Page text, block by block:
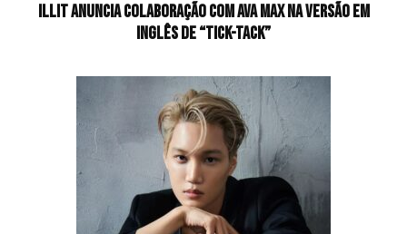
ILLIT anuncia colaboração com Ava Max na versão em
inglês de “Tick-Tack”